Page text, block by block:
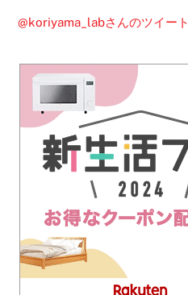
@koriyama_labさんのツイート